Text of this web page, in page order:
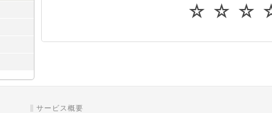
CPUやメモリをアップグレードしたい
☆
☆
☆
サービス概要